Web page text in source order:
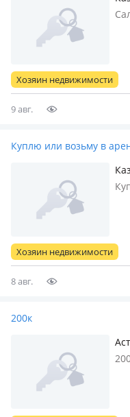
Хозяин недвижимости
9 авг.
Куплю или возьму в
Хозяин недвижимости
8 авг.
200к